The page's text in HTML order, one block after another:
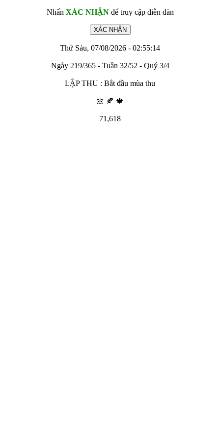
Nhấn XÁC NHẬNđể truy cập diễn đàn
Thứ Sáu, 07/08/2026 - 02:55:14
Ngày 219/365 - Tuần 32/52 - Quý 3/4
LẬP THU : Bắt đầu mùa thu
🌼 🍂 🍁
71,618